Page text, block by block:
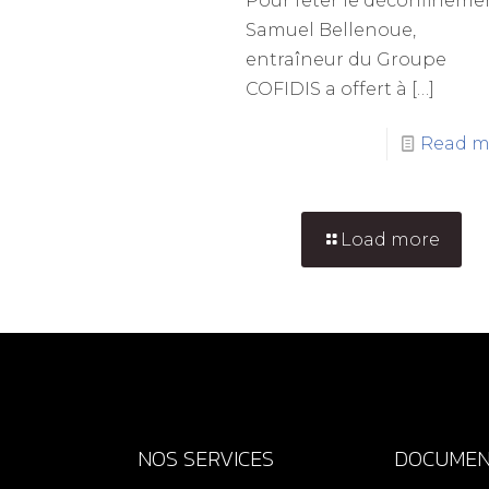
Samuel Bellenoue,
entraîneur du Groupe
COFIDIS a offert à […]
Read
Load more
NOS SERVICES